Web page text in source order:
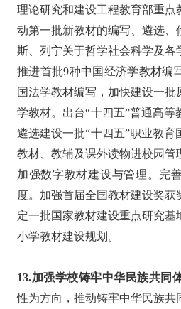
理论研究和建设工程教育部重点
动第一批新教材的编写、遴选、
斯、列宁关于哲学社会科学及各
推进首批9种中国经济学教材编
国法学教材编写，加快建设一
学教材。出台“十四五”普通高等
遴选建设一批“十四五”职业教
教材、教辅及课外读物进校园管
加强数字教材建设与管理。完
度。加强首届全国教材建设奖
定一批国家教材建设重点研究基
小学教材建设规划。
13.加强学校铸牢中华民族共同
性为方向，推动铸牢中华民族共